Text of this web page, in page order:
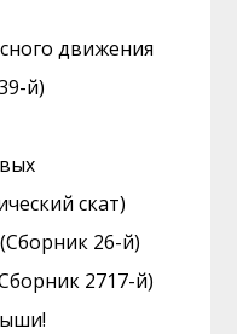
движения
й)
скат)
26-й)
2717-й)